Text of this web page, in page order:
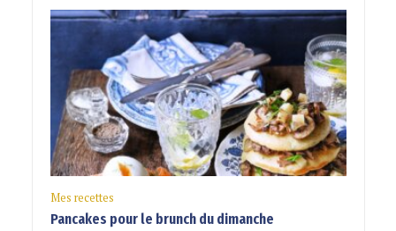
Mes recettes
Pancakes pour le brunch du dimanche